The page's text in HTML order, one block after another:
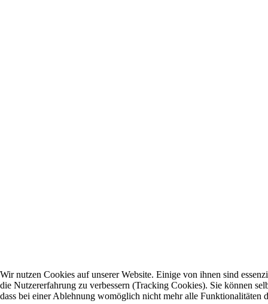
Wir nutzen Cookies auf unserer Website. Einige von ihnen sind
die Nutzererfahrung zu verbessern (Tracking Cookies). Sie können
dass bei einer Ablehnung womöglich nicht mehr alle Funktionalitäten